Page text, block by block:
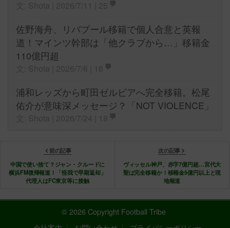
佐野海舟、リバプール移籍で個人合意と英報
道！マインツ幹部は「他クラブから…」移籍金
110億円超
浦和レッズから町田ゼルビアへ完全移籍。松尾
佑介が意味深メッセージ？「NOT VIOLENCE」
前の記事
中国で使い捨て？ジャン・クルードに
横浜FM復帰報道！「怪我で早期返却」
代理人はFC東京等に接触
次の記事
ヴィッセル神戸、赤字7億円超…宮代大
聖は完全移籍か！移籍金5億円以上と現
地報道
© 2026 Copyright Football Tribe